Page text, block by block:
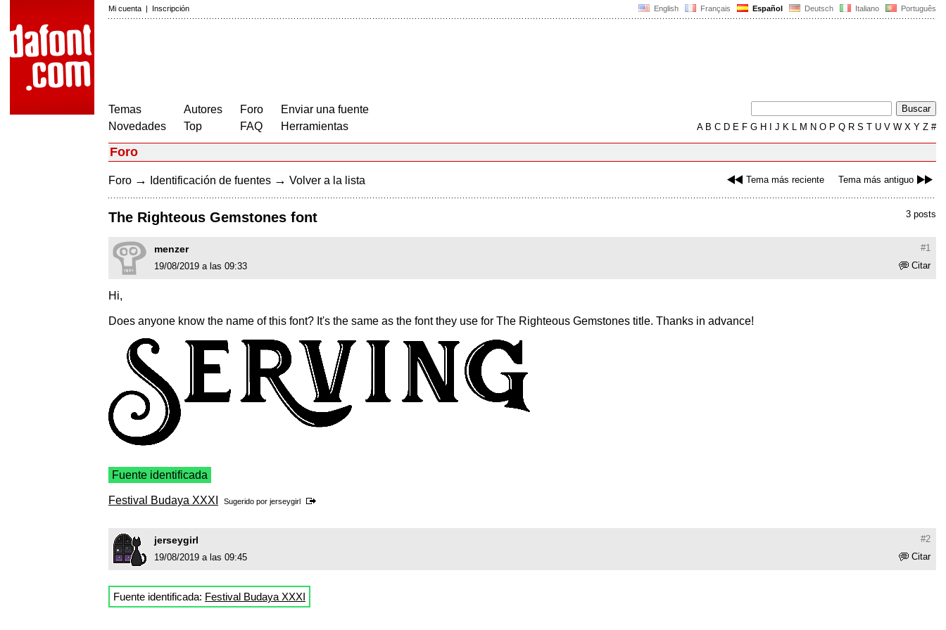
English Français Español Deutsch Italiano Português
Mi cuenta | Inscripción
Temas
Novedades
Autores
Top
Foro
FAQ
Enviar una fuente
Herramientas
AB C D E F G H J K L M N O P Q R S T U V W X Y Z #
Foro
Tema más reciente Tema más antiguo
Foro → Identificación de fuentes → Volver a la lista
3 posts
The Righteous Gemstones font
#1
menzer
Citar
19/08/2019 a las 09:33
Hi,
Does anyone know the name of this font? It's the same as the font they use for The Righteous Gemstones title. Thanks in advance!
Fuente identificada
Festival Budaya XXXI Sugerido por jerseygirl
#2
jerseygirl
Citar
19/08/2019 a las 09:45
Fuente identificada: Festival Budaya XXXI